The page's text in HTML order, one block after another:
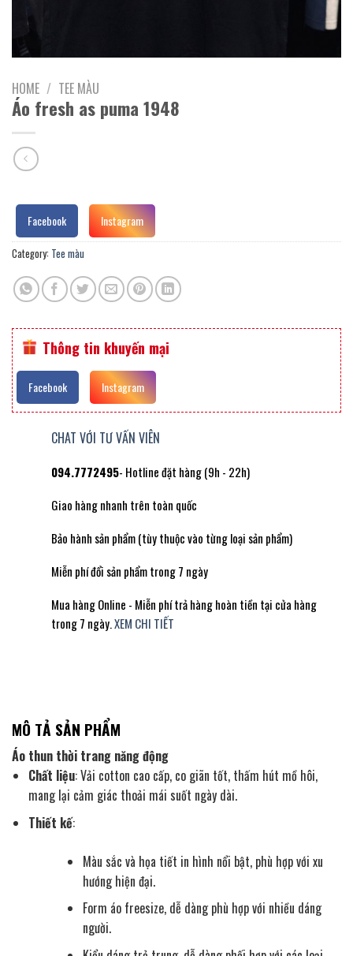
HOME / TEE MÀU
Áo fresh as puma 1948
Facebook Instagram
Category: Tee màu
Thông tin khuyến mại
Facebook Instagram
CHAT VỚI TƯ VẤN VIÊN
094.7772495- Hotline đặt hàng (9h - 22h)
Giao hàng nhanh trên toàn quốc
Bảo hành sản phẩm (tùy thuộc vào từng loại sản phẩm)
Miễn phí đổi sản phẩm trong 7 ngày
Mua hàng Online - Miễn phí trả hàng hoàn tiền tại cửa hàng
trong 7 ngày.XEM CHI TIẾT
MÔ TẢ SẢN PHẨM
Áo thun thời trang năng động
Chất liệu: Vải cotton cao cấp, co giãn tốt, thấm hút mồ hôi,
mang lại cảm giác thoải mái suốt ngày dài.
Thiết kế:
Màu sắc và họa tiết in hình nổi bật, phù hợp với xu
hướng hiện đại.
Form áo freesize, dễ dàng phù hợp với nhiều dáng
người.